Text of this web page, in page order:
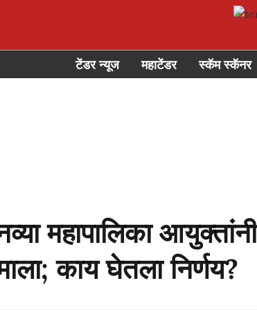
टेंडर न्यूज महाटेंडर स्कॅम स्कॅनर
महापालिका
काय घेतला निर्णय?